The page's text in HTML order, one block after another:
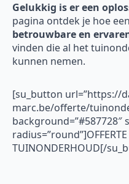
Gelukkig is er een
pagina ontdek je hoe
betrouwbare en
vinden die al het
kunnen nemen.
[su_button url=”https://
marc.be/offerte/
background=”#587728″
radius=”round”]OFFERTE
TUINONDERHOUD[/